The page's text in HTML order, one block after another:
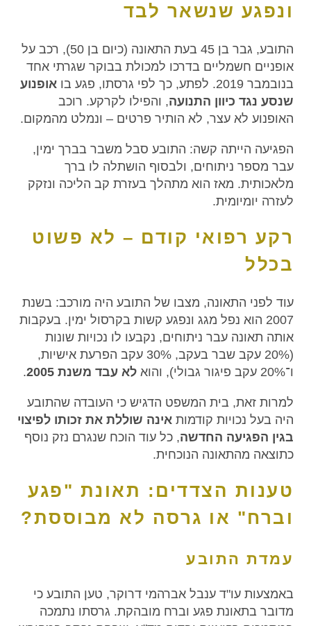
ונפגע שנשאר לבד
התובע, גבר בן 45 בעת התאונה (כיום בן 50), רכב על
אופניים חשמליים בדרכו למכולת בבוקר שגרתי אחד
בנובמבר 2019. לפתע, כך לפי גרסתו, פגע בו
אופנוע
שנסע נגד כיוון התנועה, והפילו לקרקע. רוכב
האופנוע לא עצר, לא הותיר פרטים – ונמלט מהמקום.
הפגיעה הייתה קשה: התובע סבל משבר בברך ימין,
עבר מספר ניתוחים, ולבסוף הושתלה לו ברך
מלאכותית. מאז הוא מתהלך בעזרת קב הליכה ונזקק
לעזרה יומיומית.
רקע רפואי קודם – לא פשוט
בכלל
עוד לפני התאונה, מצבו של התובע היה מורכב: בשנת
2007 הוא נפל מגג ונפגע קשות בקרסול ימין. בעקבות
אותה תאונה עבר ניתוחים, נקבעו לו נכויות שונות
(20% עקב שבר בעקב, 30% עקב הפרעת אישיות,
ו־20% עקב פיגור גבולי), והוא
לא עבד משנת 2005 .
למרות זאת, בית המשפט הדגיש כי העובדה שהתובע
היה בעל נכויות קודמות אינה שוללת את זכותו לפיצוי
בגין הפגיעה החדשה, כל עוד הוכח שנגרם נזק נוסף
כתוצאה מהתאונה הנוכחית.
טענות הצדדים: תאונת "פגע
וברח" או גרסה לא מבוססת?
עמדת התובע
באמצעות עו"ד ענבל אברהמי דרוקר, טען התובע כי
מדובר בתאונת פגע וברח מובהקת. גרסתו נתמכה